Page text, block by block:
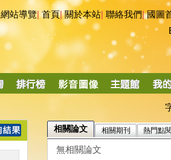
網站導覽|首頁|關於本站 聯絡我們|國圖
相關論文 相關期刊 熱門點
無相關論文